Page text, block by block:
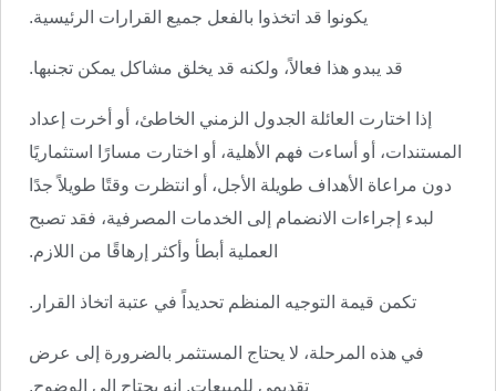
يكونوا قد اتخذوا بالفعل جميع القرارات الرئيسية.
قد يبدو هذا فعالاً، ولكنه قد يخلق مشاكل يمكن تجنبها.
إذا اختارت العائلة الجدول الزمني الخاطئ، أو أخرت إعداد
المستندات، أو أساءت فهم الأهلية، أو اختارت مسارًا استثماريًا
دون مراعاة الأهداف طويلة الأجل، أو انتظرت وقتًا طويلاً جدًا
لبدء إجراءات الانضمام إلى الخدمات المصرفية، فقد تصبح
العملية أبطأ وأكثر إرهاقًا من اللازم.
تكمن قيمة التوجيه المنظم تحديداً في عتبة اتخاذ القرار.
في هذه المرحلة، لا يحتاج المستثمر بالضرورة إلى عرض
تقديمي للمبيعات. إنه يحتاج إلى الوضوح.